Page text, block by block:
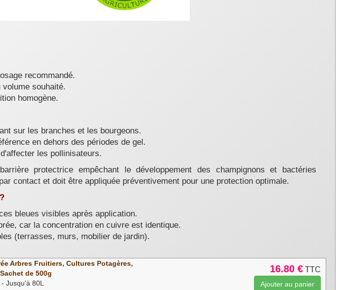
recommandé.
volume souhaité.
homogène.
sur les branches et les bourgeons.
en dehors des périodes de gel.
les pollinisateurs.
protectrice empêchant le développement des champignons et bactéries
contact et doit être appliquée préventivement pour une protection optimale.
bleues visibles après application.
car la concentration en cuivre est identique.
(terrasses, murs, mobilier de jardin).
Arbres Fruitiers, Cultures Potagères,
de 500g
Jusqu'à 80L
16.80 € TTC